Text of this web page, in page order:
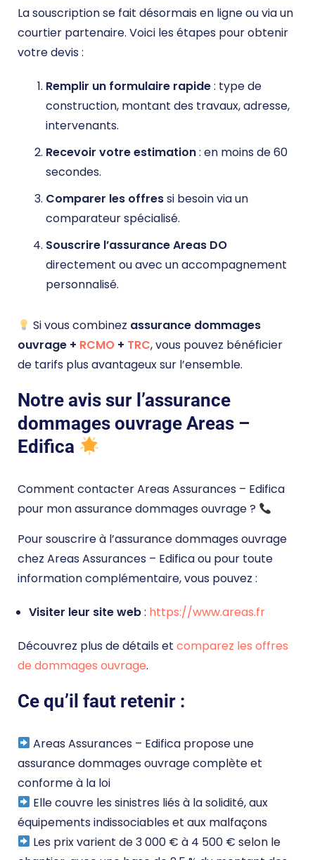
La souscription se fait désormais en ligne ou via un
courtier partenaire. Voici les étapes pour obtenir
votre devis :
Remplir un formulaire rapide: type de
construction, montant des travaux, adresse,
intervenants.
Recevoir votre estimation: en moins de 60
secondes.
Comparer les offressi besoin via un
comparateur spécialisé.
Souscrire l’assurance Areas DO
directement ou avec un accompagnement
personnalisé.
Si vous combinez assurance dommages
ouvrage + RCMO + TRC, vous pouvez bénéficier
de tarifs plus avantageux sur l’ensemble.
Notre avis sur l’assurance
dommages ouvrage Areas –
Edifica
Comment contacter Areas Assurances – Edifica
pour mon assurance dommages ouvrage ?
Pour souscrire à l’assurance dommages ouvrage
chez Areas Assurances – Edifica ou pour toute
information complémentaire, vous pouvez :
Visiter leur site web: https://www.areas.fr
Découvrez plus de détails et comparez les offres
de dommages ouvrage.
Ce qu’il faut retenir :
Areas Assurances – Edifica propose une
assurance dommages ouvrage complète et
conforme à la loi
Elle couvre les sinistres liés à la solidité, aux
équipements indissociables et aux malfaçons
Les prix varient de 3 000 € à 4 500 € selon le